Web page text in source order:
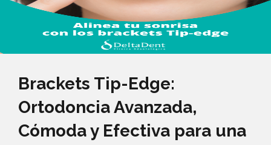
Brackets Tip-Edge:
Ortodoncia Avanzada,
Cómoda y Efectiva para una